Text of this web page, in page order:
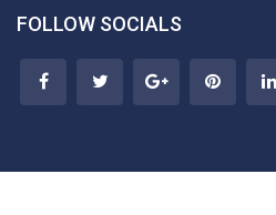
FOLLOW SOCIALS